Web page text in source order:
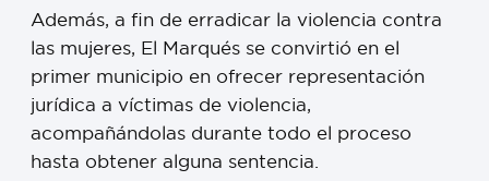
Además, a fin de erradicar la violencia contra
las mujeres, El Marqués se convirtió en el
primer municipio en ofrecer representación
jurídica a víctimas de violencia,
acompañándolas durante todo el proceso
hasta obtener alguna sentencia.